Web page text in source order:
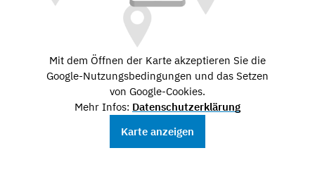
Mit dem Öffnen der Karte akzeptieren Sie die
Google-Nutzungsbedingungen und das Setzen
von Google-Cookies.
Mehr Infos: Datenschutzerklärung
Karte anzeigen